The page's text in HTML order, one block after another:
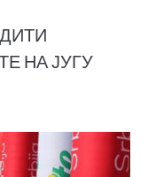
НА ЈУГУ